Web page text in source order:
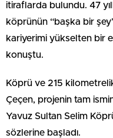
itiraflarda bulundu. 47
köprünün “başka bir
kariyerimi yükselten bir
konuştu.
Köprü ve 215
Çeçen, projenin tam
Yavuz Sultan Selim
sözlerine başladı.